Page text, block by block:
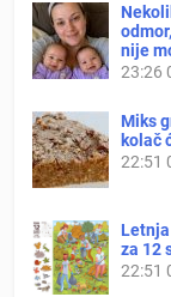
nije
23:26
Miks
kolač
22:51
za 12
22:51